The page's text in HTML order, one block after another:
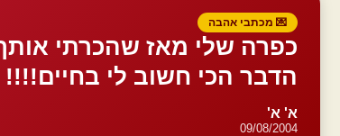
💌 מכתבי אהבה
כפרה שלי מאז שהכרתי
הדבר הכי חשוב לי בחיים!!!!
א' א'
09/08/2004